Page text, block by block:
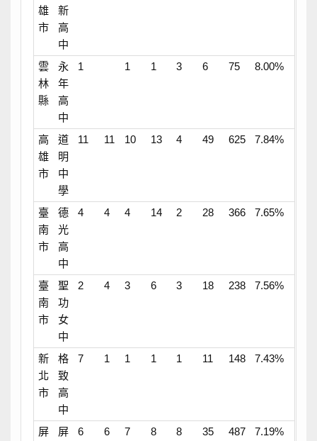
雄
市
新
高
中
雲
林
縣
永
年
高
中
1 1 1 3 6 75 8.00%
高
雄
市
道
明
中
學
11 11 10 13 4 49 625 7.84%
臺
南
市
德
光
高
中
4 4 4 14 2 28 366 7.65%
臺
南
市
聖
功
女
中
2 4 3 6 3 18 238 7.56%
新
北
市
格
致
高
中
7 1 1 1 1 11 148 7.43%
屏
屏
6 6 7 8 8 35 487 7.19%